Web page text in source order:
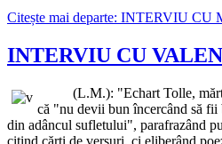
Citește mai departe: INTERVIU
INTERVIU CU
(L.M.): "Echart Tolle,
că "nu devii bun încercând să fii
din adâncul sufletului", parafrazând
citind cărți de versuri, ci eliberând